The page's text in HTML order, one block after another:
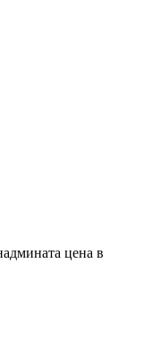
цена в